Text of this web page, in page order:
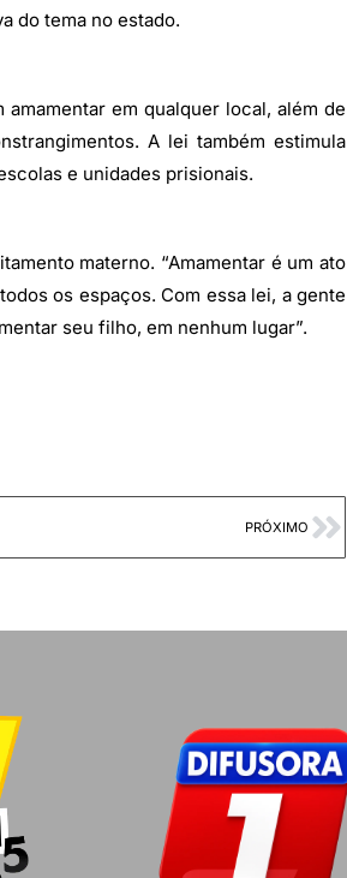
do tema no estado.
em qualquer local, além de
A lei também estimula
e unidades prisionais.
materno. “Amamentar é um ato
os espaços. Com essa lei, a gente
seu filho, em nenhum lugar”.
PRÓXIMO